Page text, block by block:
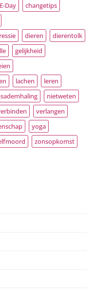
Day
changetips
dieren
dierentolk
gelijkheid
lachen
leren
nietweten
verlangen
yoga
zonsopkomst